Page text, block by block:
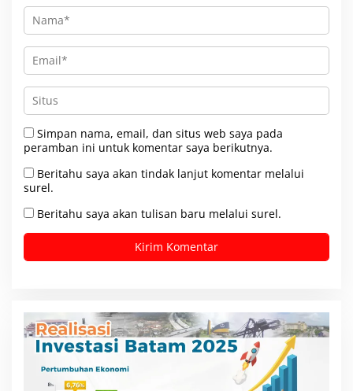
Simpan nama, email, dan situs web saya pada
peramban ini untuk komentar saya berikutnya.
Beritahu saya akan tindak lanjut komentar melalui
surel.
Beritahu saya akan tulisan baru melalui surel.